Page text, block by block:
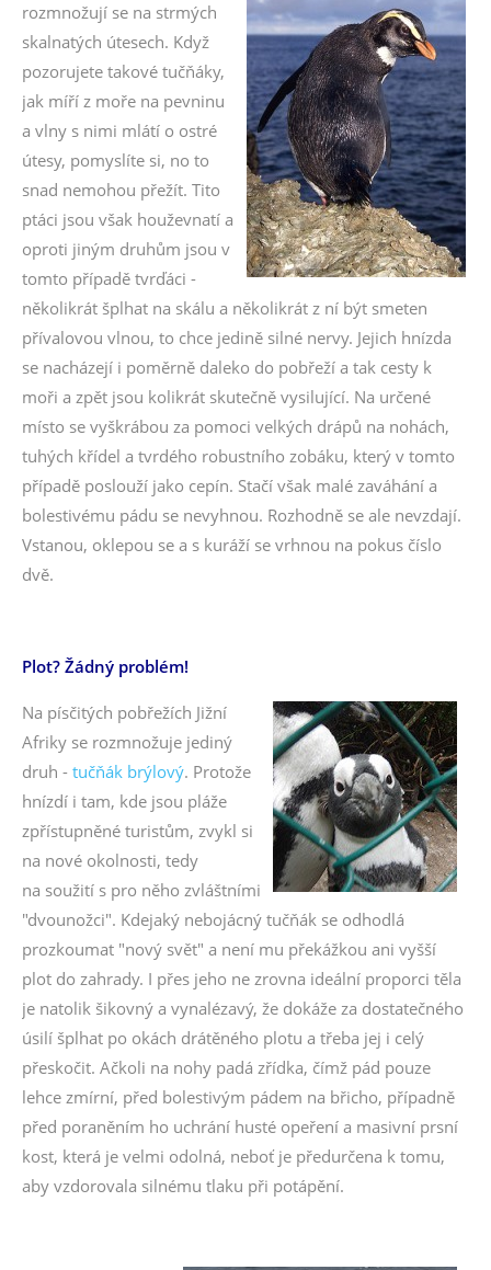
rozmnožují se na strmých
skalnatých útesech. Když
pozorujete takové tučňáky,
jak míří z moře na pevninu
a vlny s nimi mlátí o ostré
útesy, pomyslíte si, no to
snad nemohou přežít. Tito
ptáci jsou však houževnatí a
oproti jiným druhům jsou v
tomto případě tvrďáci -
několikrát šplhat na skálu a několikrát z ní být smeten
přívalovou vlnou, to chce jedině silné nervy. Jejich hnízda
se nacházejí i poměrně daleko do pobřeží a tak cesty k
moři a zpět jsou kolikrát skutečně vysilující. Na určené
místo se vyškrábou za pomoci velkých drápů na nohách,
tuhých křídel a tvrdého robustního zobáku, který v tomto
případě poslouží jako cepín. Stačí však malé zaváhání a
bolestivému pádu se nevyhnou. Rozhodně se ale nevzdají.
Vstanou, oklepou se a s kuráží se vrhnou na pokus číslo
dvě.
Plot? Žádný problém!
Na písčitých pobřežích Jižní
Afriky se rozmnožuje jediný
druh - tučňák brýlový. Protože
hnízdí i tam, kde jsou pláže
zpřístupněné turistům, zvykl si
na nové okolnosti, tedy
na soužití s pro něho zvláštními
"dvounožci". Kdejaký nebojácný tučňák se odhodlá
prozkoumat "nový svět" a není mu překážkou ani vyšší
plot do zahrady. I přes jeho ne zrovna ideální proporci těla
je natolik šikovný a vynalézavý, že dokáže za dostatečného
úsilí šplhat po okách drátěného plotu a třeba jej i celý
přeskočit. Ačkoli na nohy padá zřídka, čímž pád pouze
lehce zmírní, před bolestivým pádem na břicho, případně
před poraněním ho uchrání husté opeření a masivní prsní
kost, která je velmi odolná, neboť je předurčena k tomu,
aby vzdorovala silnému tlaku při potápění.